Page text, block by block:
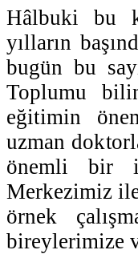
Hâlbuki bu
yılların
bugün bu
Toplumu
eğitimin
uzman
önemli bir
Merkezimiz
örnek
bireylerimize